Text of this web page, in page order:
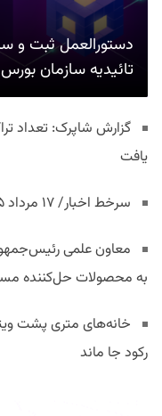
دستورالعمل ثبت و
تائیدیه سازمان
یافت
سرخط اخبار/ ۱۷ مرداد ۱۴۰۵
معاون علمی
به محصولات حل‌کننده
خانه‌های متری پشت
رکود جا ماند